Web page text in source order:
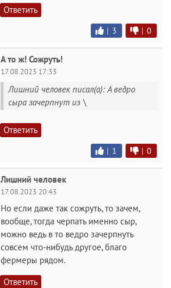
Ответить
| 3 | 0
А то ж! Сожруть!
17.08.2023 17:33
Лишний человек писал(а): А ведро
сыра зачерпнут из \
Ответить
| 1 | 0
Лишний человек
17.08.2023 20:43
Но если даже так сожруть, то зачем,
вообще, тогда черпать именно сыр,
можно ведь в то ведро зачерпнуть
совсем что-нибудь другое, благо
фермеры рядом.
Ответить